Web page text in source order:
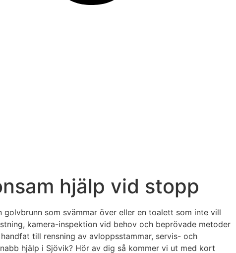
hjälp vid stopp
som svämmar över eller en toalett som inte vill
kamera-inspektion vid behov och beprövade metoder
till rensning av avloppsstammar, servis- och
hjälp i Sjövik? Hör av dig så kommer vi ut med kort